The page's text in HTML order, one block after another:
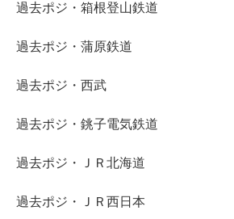
過去ポジ・箱根登山鉄道
過去ポジ・蒲原鉄道
過去ポジ・西武
過去ポジ・銚子電気鉄道
過去ポジ・ＪＲ北海道
過去ポジ・ＪＲ西日本